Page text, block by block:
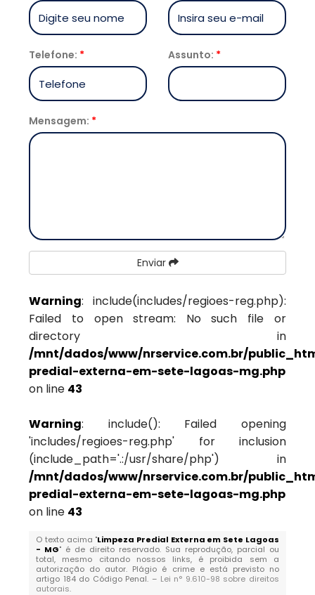
Telefone: * Assunto: *
Mensagem: *
Enviar
Warning: include(includes/regioes-reg.php):
Failed to open stream: No such file or
directory in
/mnt/dados/www/nrservice.com.br/
predial-externa-em-sete-lagoas-mg.php
on line 43
Warning: include(): Failed opening
'includes/regioes-reg.php' for inclusion
(include_path='.:/usr/share/php') in
/mnt/dados/www/nrservice.com.br/
predial-externa-em-sete-lagoas-mg.php
on line 43
O texto acima "Limpeza Predial Externa em Sete Lagoas
- MG" é de direito reservado. Sua reprodução, parcial ou
total, mesmo citando nossos links, é proibida sem a
autorização do autor. Plágio é crime e está previsto no
artigo 184 do Código Penal. – Lei n° 9.610-98 sobre direitos
autorais.